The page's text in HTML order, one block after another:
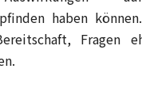
haben
Fragen